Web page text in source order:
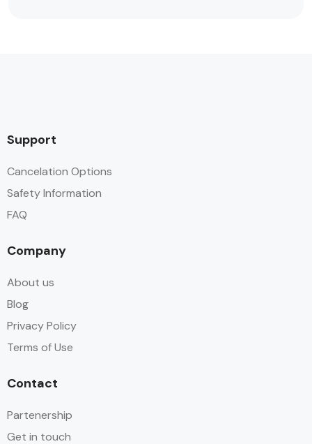
Support
Cancelation Options
Safety Information
FAQ
Company
About us
Blog
Privacy Policy
Terms of Use
Contact
Partenership
Get in touch